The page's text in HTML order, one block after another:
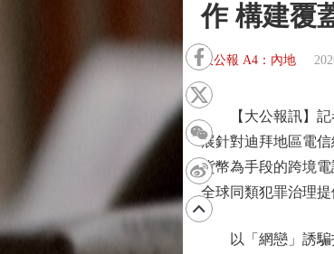
作 構建覆
大公報 A4：內地
【大公報訊】記者
展針對迪拜地區電
貨幣為手段的跨境
全球同類犯罪治理提
以「網戀」誘騙